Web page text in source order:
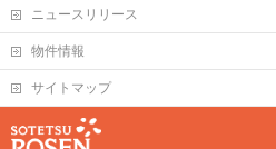
ニュースリリース
物件情報
サイトマップ